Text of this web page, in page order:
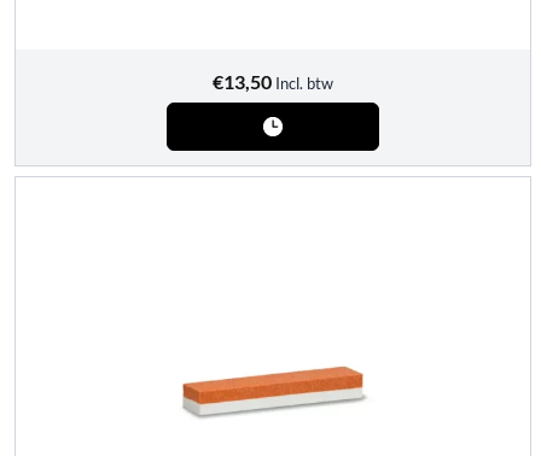
€13,50 Incl. btw